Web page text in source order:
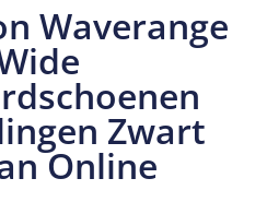
Waverange
Zwart
Online